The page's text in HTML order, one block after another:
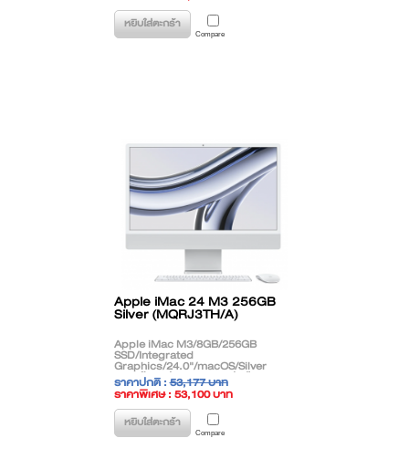
( ราคาไม่รวมภาษี )
หยิบใส่ตะกร้า
Compare
Apple iMac 24 M3 256GB
Silver (MQRJ3TH/A)
Apple iMac M3/8GB/256GB
SSD/Integrated
Graphics/24.0"/macOS/Silver
**สินค้าตกรุ่น (EOL) ติดต่อฝ่ายขาย
เพื่อแนะนำรุ่นทดแทน**
ราคาปกติ :53,177 บาท
ราคาพิเศษ : 53,100 บาท
( ราคาไม่รวมภาษี )
หยิบใส่ตะกร้า
Compare